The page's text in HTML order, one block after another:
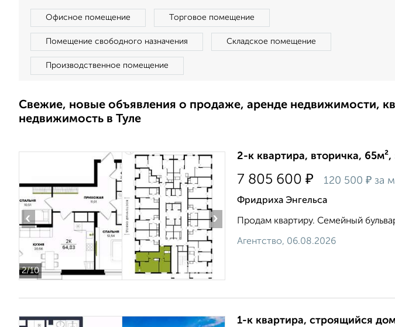
Офисное помещение Торговое помещение
Помещение свободного назначения Складское помещение
Производственное помещение
Свежие, новые объявления о продаже, аренде недвижимости,
недвижимость в Туле
2/10
‹ ›
2-к квартира, вторичка,
7 805 600 ₽ 120 500 ₽ за
Фридриха Энгельса
Продам квартиру. Семейный
Агентство, 06.08.2026
1-к квартира, строящийся